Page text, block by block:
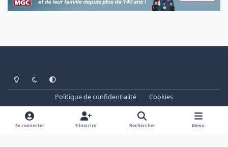
Light ModeDark ModeSystem Preference
Politique de confidentialité
Cookies
www.cheminots.net - Forum Libre depuis 2003
Powered by
Invision Community
Se connecter S’inscrire Rechercher Menu